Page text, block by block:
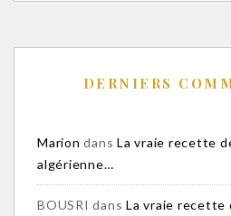
DERNIERS
Marion dans La vraie recette
algérienne…
BOUSRI dans La vraie recette